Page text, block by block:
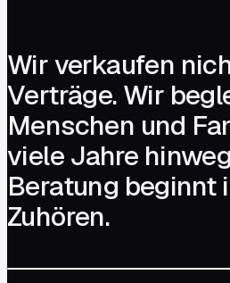
Wir verkaufen
Verträge. Wir
Menschen und
viele Jahre
Beratung beginnt
Zuhören.